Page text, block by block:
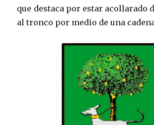
que destaca por estar acollarado
al tronco por medio de una